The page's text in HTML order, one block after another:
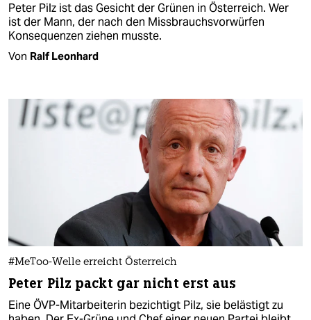
Peter Pilz ist das Gesicht der Grünen in Österreich. Wer
ist der Mann, der nach den Missbrauchsvorwürfen
Konsequenzen ziehen musste.
Von Ralf Leonhard
#MeToo-Welle erreicht Österreich
Peter Pilz packt gar nicht erst aus
Eine ÖVP-Mitarbeiterin bezichtigt Pilz, sie belästigt zu